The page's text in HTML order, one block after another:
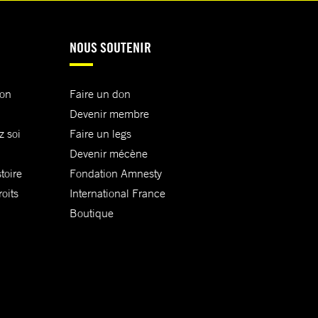
soi
NOUS SOUTENIR
Faire un don
Devenir membre
Faire un legs
Devenir mécène
Fondation Amnesty
International France
Boutique